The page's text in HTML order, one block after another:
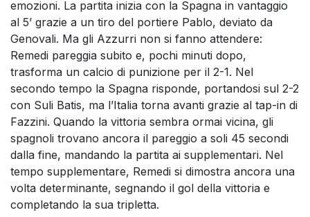
emozioni. La partita inizia con la Spagna in vantaggio
al 5’ grazie a un tiro del portiere Pablo, deviato da
Genovali. Ma gli Azzurri non si fanno attendere:
Remedi pareggia subito e, pochi minuti dopo,
trasforma un calcio di punizione per il 2-1. Nel
secondo tempo la Spagna risponde, portandosi sul 2-2
con Suli Batis, ma l’Italia torna avanti grazie al tap-in di
Fazzini. Quando la vittoria sembra ormai vicina, gli
spagnoli trovano ancora il pareggio a soli 45 secondi
dalla fine, mandando la partita ai supplementari. Nel
tempo supplementare, Remedi si dimostra ancora una
volta determinante, segnando il gol della vittoria e
completando la sua tripletta.